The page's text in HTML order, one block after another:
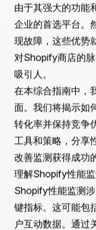
主动监测与被动监
性能监测工具的作
监测如何提升用户
实施性能监测的最
Praella的性能监测
结论
介绍
想象一下走进一个
混乱。你很可能不
高效一样，在线商
客户。这就是
由于其强大的功能
企业的首选平台。
现故障，这些优势